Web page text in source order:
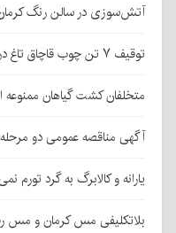
آتش‌سوزی در سالن رنگ
توقیف ۷ تن چوب قاچاق تاغ در رفسنجان
متخلفان کشت گیاهان
آگهی مناقصه عمومی دو مرحله‌ای به شماره
یارانه و کالابرگ به گرد تورم
بلاتکلیفی مس کرمان و مس